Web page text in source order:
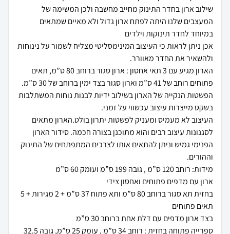
שילוב ארון בחדר התינוק מחייב מחשבה ולכן המשימה של
המעצבים שלנו היתה לפתח ארון גדול ולא מאיים שמתאים
אכן ניתן לראות כי העיצוב המינימסליטי מצליח לשמור על נינוחות
הארון מגיע עם 3 תאי אחסון : ארון סגור ברוחב 80 ס”מ, תאים
הפשטות הנקייה של הארון בשילוב ידיות לבנות נוחות המשתלבות
העיצוב לא מעמיס ומעניק לפשטות יתרון בולט.הארון מתאים
לסגנונות עיצוב רבים והוא מתוכנן בצורה חכמה. סידור הארון
הפנימי גמיש וניתן להתאים אותו לצרכים המתפתחים של התינוק
בחזית תא סגור ברוחב 80 ס”מ ותא פתוח 37 ס”מ + 2 מגירות + 5
ספרייה פתוחה בחזית : רוחב 34 ס”מ , עומק 25 ס”מ, גובה 32.5